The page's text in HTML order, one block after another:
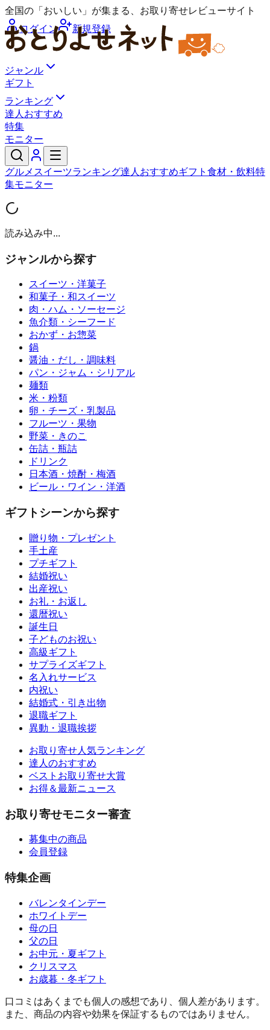
全国の「おいしい」が集まる、お取り寄せレビューサイト
ログイン
新規登録
ジャンル
ギフト
ランキング
達人おすすめ
特集
モニター
グルメ スイーツランキング達人おすすめギフト 食材・飲料特
集モニター
読み込み中...
ジャンルから探す
スイーツ・洋菓子
和菓子・和スイーツ
肉・ハム・ソーセージ
魚介類・シーフード
おかず・お惣菜
鍋
醤油・だし・調味料
パン・ジャム・シリアル
麺類
米・粉類
卵・チーズ・乳製品
フルーツ・果物
野菜・きのこ
缶詰・瓶詰
ドリンク
日本酒・焼酎・梅酒
ビール・ワイン・洋酒
ギフトシーンから探す
贈り物・プレゼント
手土産
プチギフト
結婚祝い
出産祝い
お礼・お返し
還暦祝い
誕生日
子どものお祝い
高級ギフト
サプライズギフト
名入れサービス
内祝い
結婚式・引き出物
退職ギフト
異動・退職挨拶
お取り寄せ人気ランキング
達人のおすすめ
ベストお取り寄せ大賞
お得＆最新ニュース
お取り寄せモニター審査
募集中の商品
会員登録
特集企画
バレンタインデー
ホワイトデー
母の日
父の日
お中元・夏ギフト
クリスマス
お歳暮・冬ギフト
口コミはあくまでも個人の感想であり、個人差があります。
また、商品の内容や効果を保証するものではありません。